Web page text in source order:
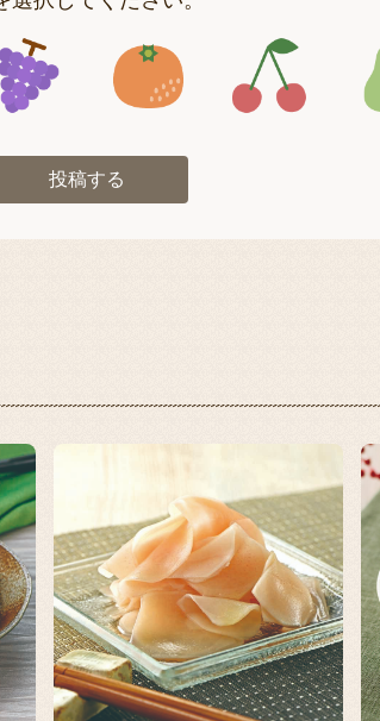
コン3 アイコン4 アイコン5 アイ
投稿する